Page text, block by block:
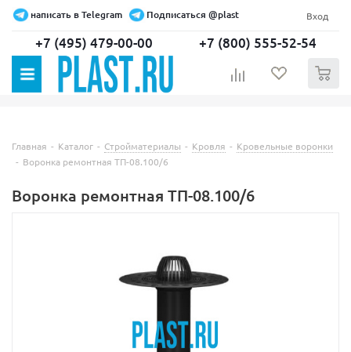
написать в Telegram Подписаться @plast Вход
+7 (495) 479-00-00 +7 (800) 555-52-54
Главная - Каталог - Стройматериалы - Кровля - Кровельные воронки
- Воронка ремонтная ТП-08.100/6
Воронка ремонтная ТП-08.100/6